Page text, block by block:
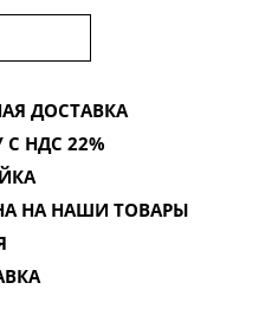
ДОСТАВКА
НДС 22%
НА НАШИ ТОВАРЫ